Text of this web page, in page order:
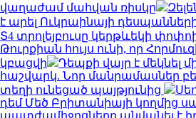
վաղաժամ մահվան ռիսկը
է արել Ուկրաինայի
Տ4 տրոլեյբուսը կերթևեկի
Թուրքիան հույս ունի, որ
կբացվի
Դեպքի վայր է
հաշվարկ. Նոր մանրամասներ
տեղի ունեցած պայթյունից
դեմ Մեծ Բրիտանիայի կողմից
պատժամիջոցները անվանել է